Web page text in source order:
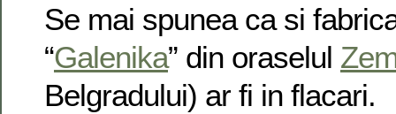
Se mai spunea ca si
“Galenika” din oraselul
Belgradului) ar fi in flacari.